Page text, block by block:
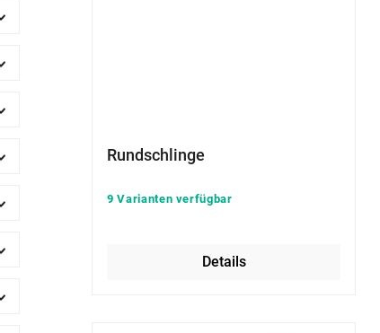
Rundschlinge
9 Varianten verfügbar
Details